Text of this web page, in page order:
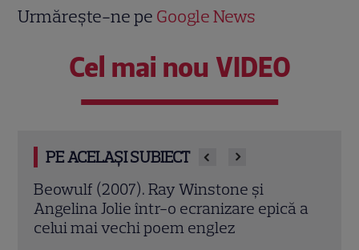
Urmărește-ne pe Google News
Cel mai nou VIDEO
PE ACELAȘI SUBIECT
Jack Ryan: Agentul din umbră (2014).
Chris Pine și Kevin Costner, într-o cursă
contra cronometru pentru salvarea